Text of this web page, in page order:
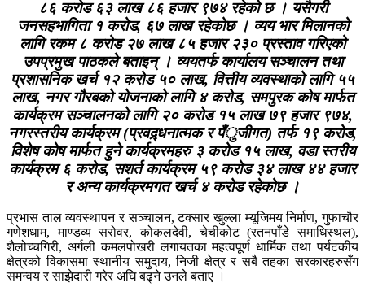
८६ करोड ६३ लाख ८६ हजार ९७४ रहेको छ । यसैगरी
जनसहभागिता १ करोड, ६७ लाख रहेकोछ । व्यय भार मिलानको
लागि रकम ८ करोड २७ लाख ८५ हजार २३० प्रस्ताव गरिएको
उपप्रमुख पाठकले बताइन् । व्ययतर्फ कार्यालय सञ्चालन तथा
प्रशासनिक खर्च १२ करोड ५० लाख, वित्तीय व्यवस्थाको लागि ५५
लाख, नगर गौरबको योजनाको लागि ४ करोड, समपुरक कोष मार्फत
कार्यक्रम सञ्चालनको लागि २० करोड १५ लाख ७९ हजार ९७४,
नगरस्तरीय कार्यक्रम (प्रवद्र्धनात्मक र पँुजीगत) तर्फ १९ करोड,
विशेष कोष मार्फत हुने कार्यक्रमहरु ३ करोड १५ लाख, वडा स्तरीय
कार्यक्रम ६ करोड, सशर्त कार्यक्रम ५९ करोड ३४ लाख ४४ हजार
र अन्य कार्यक्रमगत खर्च ४ करोड रहेकोछ ।
प्रभास ताल व्यवस्थापन र सञ्चालन, टक्सार खुल्ला म्यूजिमय निर्माण, गुफाचौर
गणेशधाम, माण्डव्य सरोवर, कोकलदेवी, चेचीकोट (रतनपाँडे समाधिस्थल),
शैलोच्चगिरी, अर्गली कमलपोखरी लगायतका महत्वपूर्ण धार्मिक तथा पर्यटकीय
क्षेत्रको विकासमा स्थानीय समुदाय, निजी क्षेत्र र सबै तहका सरकारहरुसँग
समन्वय र साझेदारी गरेर अघि बढ्ने उनले बताए ।